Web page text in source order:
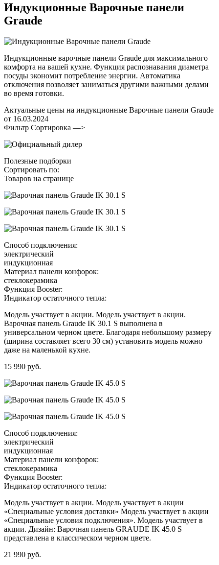
Индукционные Варочные панели
Graude
Индукционные варочные панели Graude для максимального
комфорта на вашей кухне. Функция распознавания диаметра
посуды экономит потребление энергии. Автоматика
отключения позволяет заниматься другими важными делами
во время готовки.
Актуальные цены на индукционные Варочные панели Graude
от 16.03.2024
Фильтр Сортировка —>
Полезные подборки
Сортировать по:
Товаров на странице
Способ подключения:
электрический
индукционная
Материал панели конфорок:
стеклокерамика
Функция Booster:
Индикатор остаточного тепла:
Модель участвует в акции. Модель участвует в акции.
Варочная панель Graude IK 30.1 S выполнена в
универсальном черном цвете. Благодаря небольшому размеру
(ширина составляет всего 30 см) установить модель можно
даже на маленькой кухне.
15 990 руб.
Способ подключения:
электрический
индукционная
Материал панели конфорок:
стеклокерамика
Функция Booster:
Индикатор остаточного тепла:
Модель участвует в акции. Модель участвует в акции
«Специальные условия доставки» Модель участвует в акции
«Специальные условия подключения». Модель участвует в
акции. Дизайн: Варочная панель GRAUDE IK 45.0 S
представлена в классическом черном цвете.
21 990 руб.